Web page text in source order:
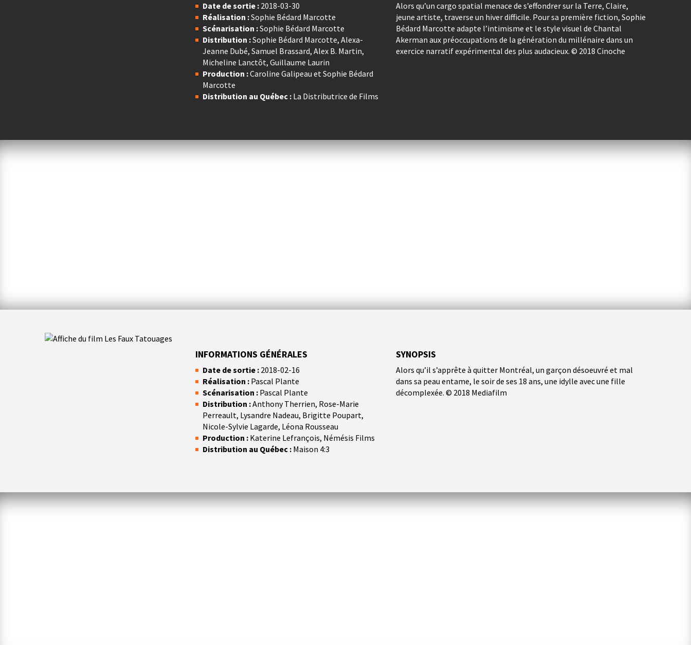
Date de sortie : 2018-03-30
Réalisation :Sophie Bédard Marcotte
Scénarisation :Sophie Bédard Marcotte
Distribution :Sophie Bédard Marcotte, Alexa-
Jeanne Dubé, Samuel Brassard, Alex B. Martin,
Micheline Lanctôt, Guillaume Laurin
Production :Caroline Galipeau et Sophie Bédard
Marcotte
Distribution au Québec : La Distributrice de Films
Alors qu’un cargo spatial menace de s’effondrer sur la Terre, Claire,
jeune artiste, traverse un hiver difficile. Pour sa première fiction, Sophie
Bédard Marcotte adapte l’intimisme et le style visuel de Chantal
Akerman aux préoccupations de la génération du millénaire dans un
exercice narratif expérimental des plus audacieux. © 2018 Cinoche
INFORMATIONS GÉNÉRALES
Date de sortie : 2018-02-16
Réalisation : Pascal Plante
Scénarisation : Pascal Plante
Distribution :Anthony Therrien, Rose-Marie
Perreault, Lysandre Nadeau, Brigitte Poupart,
Nicole-Sylvie Lagarde, Léona Rousseau
Production : Katerine Lefrançois, Némésis Films
Distribution au Québec : Maison 4:3
SYNOPSIS
Alors qu’il s’apprête à quitter Montréal, un garçon désoeuvré et mal
dans sa peau entame, le soir de ses 18 ans, une idylle avec une fille
décomplexée. © 2018 Mediafilm